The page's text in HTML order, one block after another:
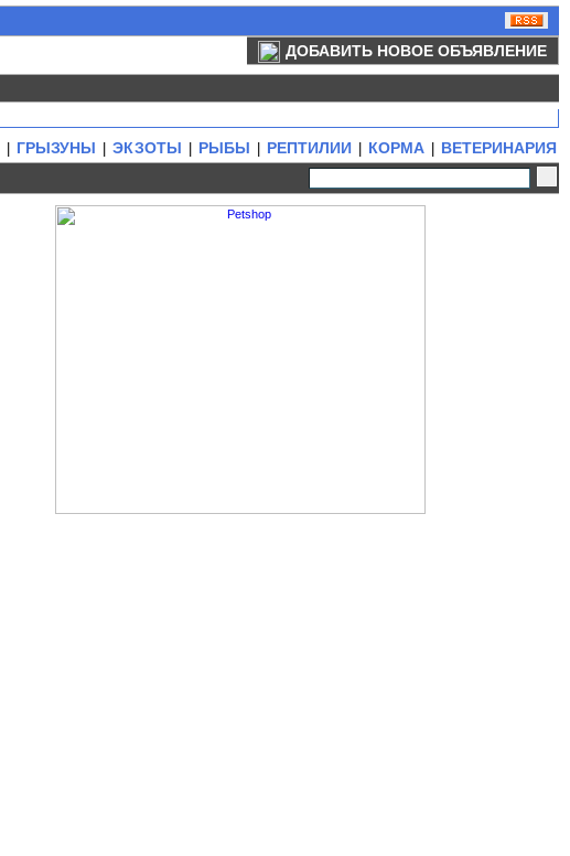
ДОБАВИТЬ НОВОЕ ОБЪЯВЛЕНИЕ
ГРЫЗУНЫ ЭКЗОТЫ РЫБЫ РЕПТИЛИИ КОРМА
ВЕТЕРИНАРИЯ